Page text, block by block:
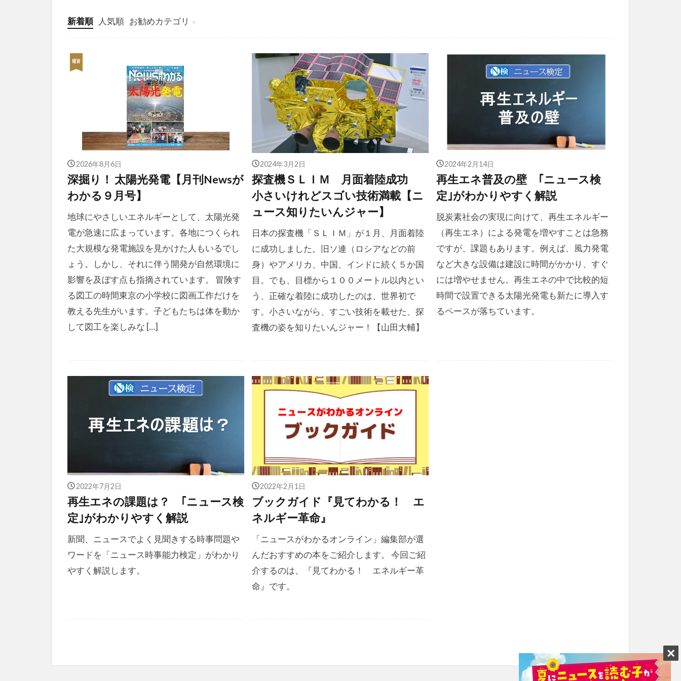
新着順 人気順 お勧めカテゴリ
投稿
学び
マンガ
電子書籍
2026年8月6日
深掘り！ 太陽光発電【月刊Newsが
わかる９月号】
地球にやさしいエネルギーとして、太陽光発
電が急速に広まっています。各地につくられ
た大規模な発電施設を見かけた人もいるでし
ょう。しかし、それに伴う開発が自然環境に
影響を及ぼす点も指摘されています。 冒険す
る図工の時間東京の小学校に図画工作だけを
教える先生がいます。子どもたちは体を動か
して図工を楽しみな […]
2024年3月2日
探査機ＳＬＩＭ 月面着陸成功
小さいけれどスゴい技術満載【ニ
ュース知りたいんジャー】
日本の探査機「ＳＬＩＭ」が１月、月面着陸
に成功しました。旧ソ連（ロシアなどの前
身）やアメリカ、中国、インドに続く５か国
目。でも、目標から１００メートル以内とい
う、正確な着陸に成功したのは、世界初で
す。小さいながら、すごい技術を載せた、探
査機の姿を知りたいんジャー！【山田大輔】
2024年2月14日
再生エネ普及の壁 ｢ニュース検
定｣がわかりやすく解説
脱炭素社会の実現に向けて、再生エネルギー
（再生エネ）による発電を増やすことは急務
ですが、課題もあります。例えば、風力発電
など大きな設備は建設に時間がかかり、すぐ
には増やせません。再生エネの中で比較的短
時間で設置できる太陽光発電も新たに導入す
るペースが落ちています。
2022年7月2日
再生エネの課題は？ ｢ニュース検
定｣がわかりやすく解説
新聞、ニュースでよく見聞きする時事問題や
ワードを「ニュース時事能力検定」がわかり
やすく解説します。
2022年2月1日
ブックガイド『見てわかる！ エ
ネルギー革命』
「ニュースがわかるオンライン」編集部が選
んだおすすめの本をご紹介します。 今回ご紹
介するのは、『見てわかる！ エネルギー革
命』です。